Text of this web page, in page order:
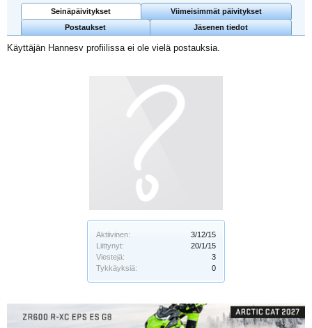
Aktiivinen:
3/12/15
Liittynyt:
20/1/15
Viestejä:
3
Tykkäyksiä:
0
Seinäpäivitykset
Viimeisimmät päivitykset
Postaukset
Jäsenen tiedot
Käyttäjän Hannesv profiilissa ei ole vielä postauksia.